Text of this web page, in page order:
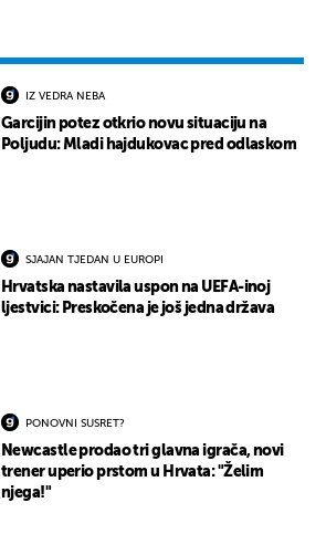
IZ VEDRA NEBA
Garcijin potez otkrio novu situaciju na
Poljudu: Mladi hajdukovac pred odlaskom
SJAJAN TJEDAN U EUROPI
Hrvatska nastavila uspon na UEFA-inoj
ljestvici: Preskočena je još jedna država
PONOVNI SUSRET?
Newcastle prodao tri glavna igrača, novi
trener uperio prstom u Hrvata: "Želim
njega!"